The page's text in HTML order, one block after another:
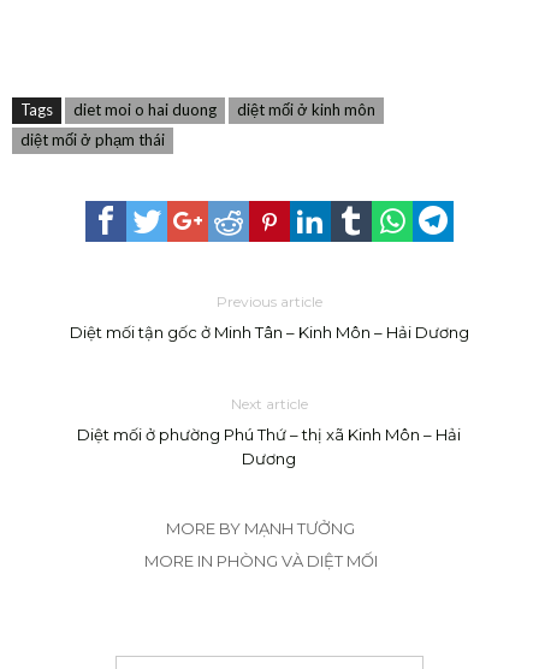
Tags diet moi o hai duong
diệt mối ở kinh môn
diệt mối ở phạm thái
Previous article
Diệt mối tận gốc ở Minh Tân – Kinh Môn – Hải Dương
Next article
Diệt mối ở phường Phú Thứ – thị xã Kinh Môn – Hải
Dương
MORE BY MẠNH TƯỞNG
MORE IN PHÒNG VÀ DIỆT MỐI